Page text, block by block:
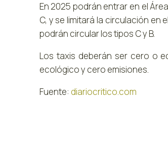
En 2025 podrán entrar en el
C, y se limitará la circulación en
podrán circular los tipos C y B.
Los taxis deberán ser cero o
ecológico y cero emisiones.
Fuente: diariocritico.com